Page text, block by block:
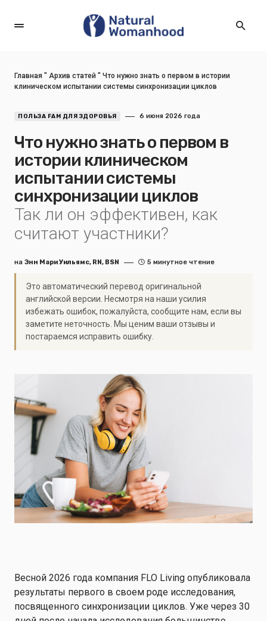
Главная " Архив статей " Что нужно знать о первом в истории
клиническом испытании системы синхронизации циклов
ПОЛЬЗА FAM ДЛЯ ЗДОРОВЬЯ 6 июня 2026 года
Что нужно знать о первом в
истории клиническом
испытании системы
синхронизации циклов
Так ли он эффективен, как
считают участники?
на Энн Мари Уильямс, RN, BSN 5 минутное чтение
Это автоматический перевод оригинальной
английской версии. Несмотря на наши усилия
избежать ошибок, пожалуйста, сообщите нам, если вы
заметите неточность. Мы ценим ваши отзывы и
постараемся исправить ошибку.
Весной 2026 года компания FLO Living опубликовала
результаты первого в своем роде исследования,
посвященного синхронизации циклов. Уже через 30